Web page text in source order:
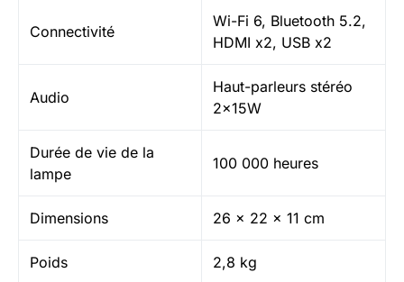
Connectivité
Wi-Fi 6, Bluetooth 5.2,
HDMI x2, USB x2
Audio
Haut-parleurs stéréo
2x15W
Durée de vie de la
lampe
100 000 heures
Dimensions 26 x 22 x 11 cm
Poids 2,8 kg